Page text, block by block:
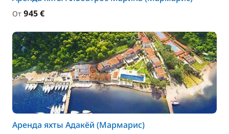
От 945 €
Аренда яхты Адакёй (Мармарис)